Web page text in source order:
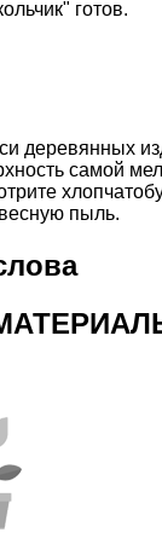
готов.
деревянных
самой
пыль.